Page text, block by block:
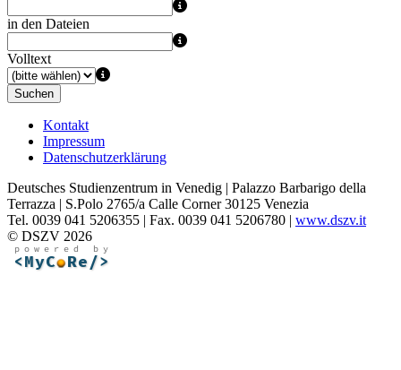
in den Dateien
Volltext
Suchen
Kontakt
Impressum
Datenschutzerklärung
Deutsches Studienzentrum in Venedig | Palazzo Barbarigo della
Terrazza | S.Polo 2765/a Calle Corner 30125 Venezia
Tel. 0039 041 5206355 | Fax. 0039 041 5206780 | www.dszv.it
© DSZV 2026